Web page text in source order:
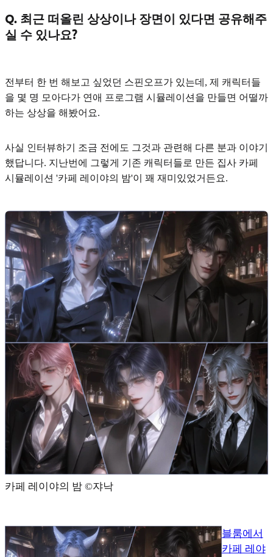
Q. 최근 떠올린 상상이나 장면이 있다면 공유해주
실 수 있나요?
전부터 한 번 해보고 싶었던 스핀오프가 있는데, 제 캐릭터들
을 몇 명 모아다가 연애 프로그램 시뮬레이션 을 만들면 어떨까
하는 상상을 해봤어요.
사실 인터뷰하기 조금 전에도 그것과 관련해 다른 분과 이야기
했답니다. 지난번에 그렇게 기존 캐릭터들로 만든 집사 카페
시뮬레이션 '카페 레이야의 밤'이 꽤 재미있었거든요.
카페 레이야의 밤 ©️쟈낙
블룸에서
카페 레야